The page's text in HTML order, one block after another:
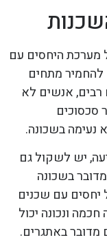
מערכת היחסים עם
מתחים
רבים, אנשים לא
סכסוכים
נעימה בשכונה.
יש לשקול גם
בשכונה
עם שכנים
ונכונה יכול
מדובר באתגרים.